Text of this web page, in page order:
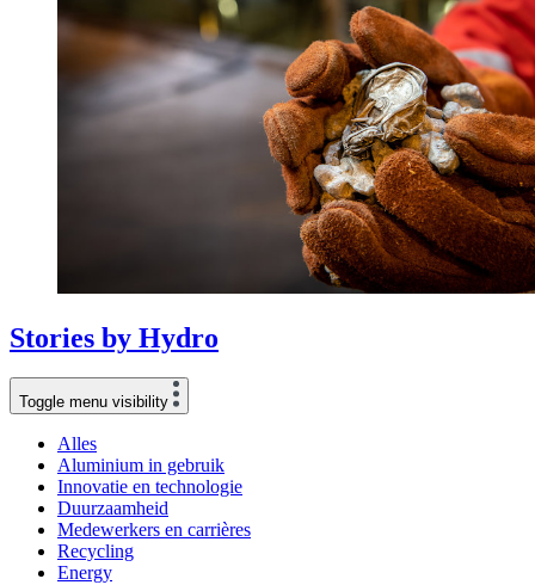
Stories by Hydro
Toggle menu visibility
Alles
Aluminium in gebruik
Innovatie en technologie
Duurzaamheid
Medewerkers en carrières
Recycling
Energy